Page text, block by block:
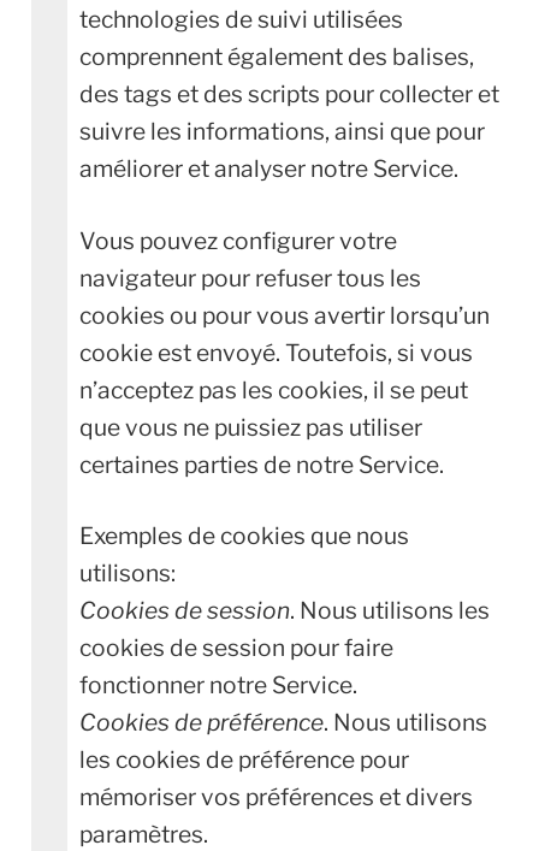
technologies de suivi utilisées
comprennent également des balises,
des tags et des scripts pour collecter et
suivre les informations, ainsi que pour
améliorer et analyser notre Service.
Vous pouvez configurer votre
navigateur pour refuser tous les
cookies ou pour vous avertir lorsqu’un
cookie est envoyé. Toutefois, si vous
n’acceptez pas les cookies, il se peut
que vous ne puissiez pas utiliser
certaines parties de notre Service.
Exemples de cookies que nous
utilisons:
Cookies de session. Nous utilisons les
cookies de session pour faire
fonctionner notre Service.
Cookies de préférence. Nous utilisons
les cookies de préférence pour
mémoriser vos préférences et divers
paramètres.